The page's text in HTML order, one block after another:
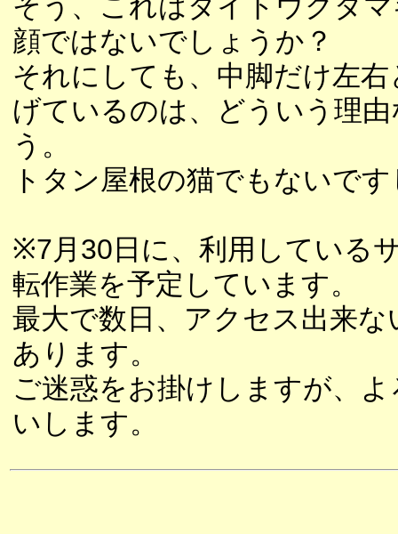
顔ではないでしょうか？
それにしても、中脚だけ左
げているのは、どういう理
う。
トタン屋根の猫でもないで
※7月30日に、利用している
転作業を予定しています。
最大で数日、アクセス出来な
あります。
ご迷惑をお掛けしますが、
いします。